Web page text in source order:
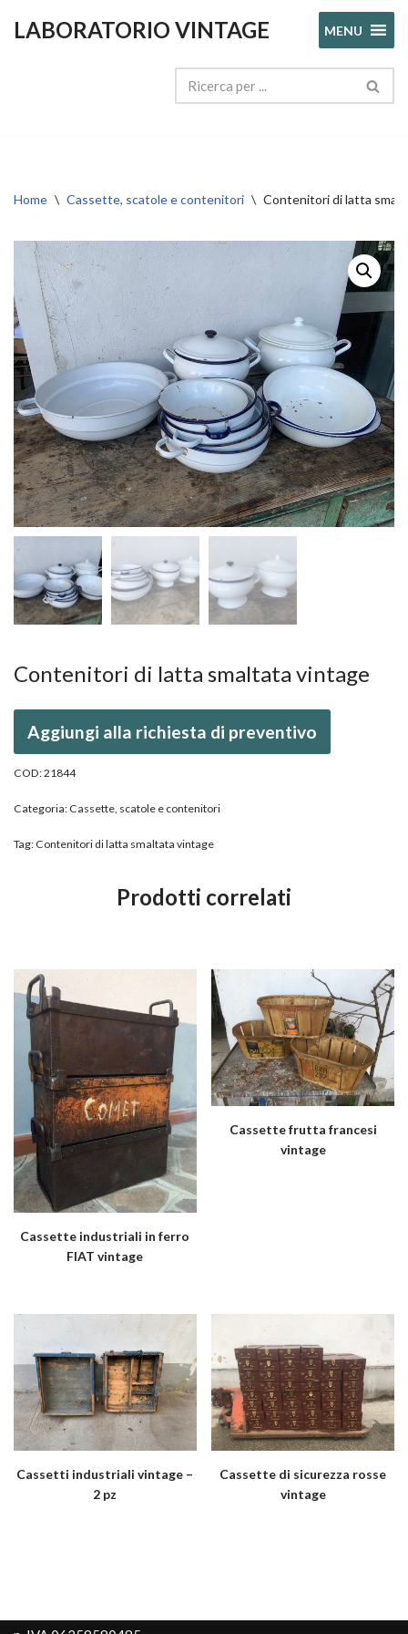
LABORATORIO VINTAGE MENU
Home \ Cassette, scatole e contenitori \ Contenitori di latta
Contenitori di latta smaltata vintage
Aggiungi alla richiesta di preventivo
COD:21844
Categoria: Cassette, scatole e contenitori
Tag: Contenitori di latta smaltata vintage
Prodotti correlati
Cassette industriali in ferro
FIAT vintage
Cassette frutta francesi
vintage
Cassetti industriali vintage –
2 pz
Cassette di sicurezza rosse
vintage